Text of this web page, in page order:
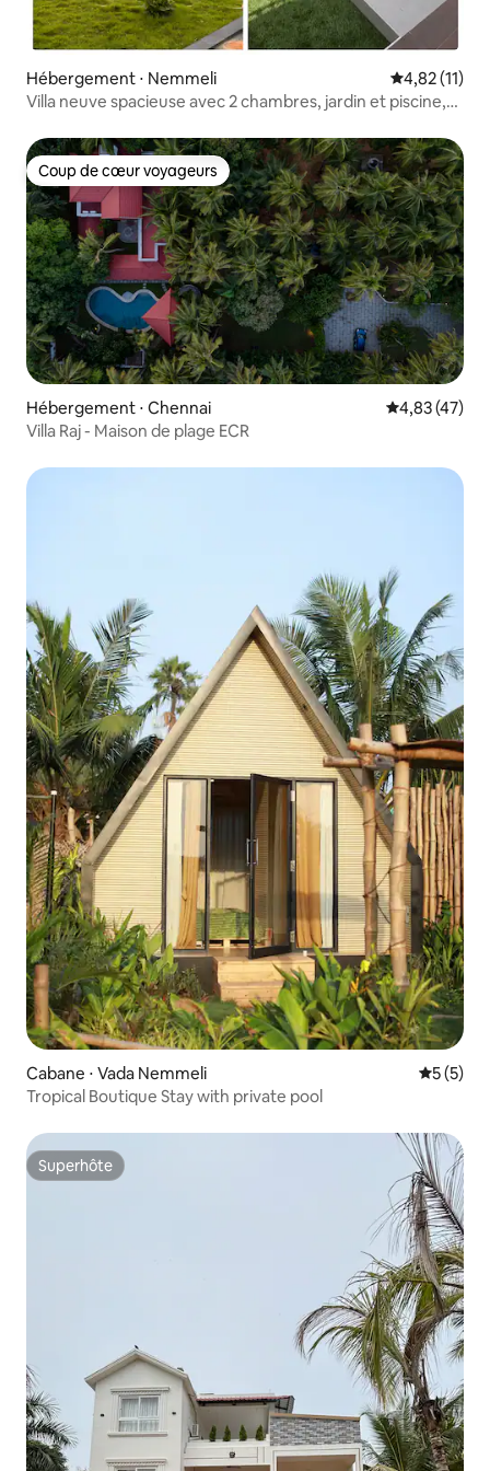
Hébergement ⋅ Nemmeli Évaluation
4,82 (11)
Villa neuve spacieuse avec 2 chambres, jardin et piscine,
Coup de cœur voyageurs
Coup de cœur voyageurs
Hébergement ⋅ Chennai Évaluation
4,83 (47)
Villa Raj - Maison de plage ECR
Cabane ⋅ Vada Nemmeli
5 (5)
Tropical Boutique Stay with private pool
Superhôte
Superhôte